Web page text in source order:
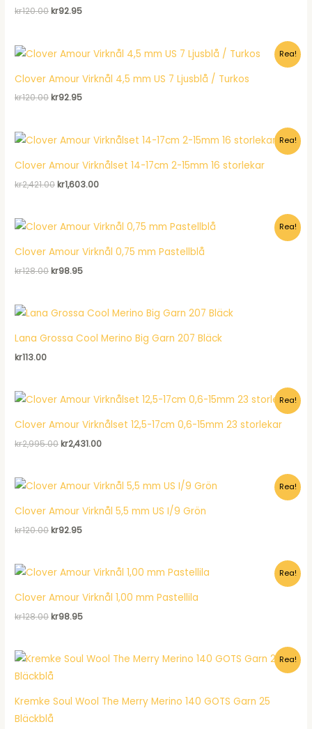
kr120.00Det
kr120.00.
kr92.95Det
kr92.95.
Rea!
Clover Amour Virknål 4,5 mm US 7 Ljusblå / Turkos
kr120.00Det
kr120.00.
kr92.95Det
kr92.95.
Rea!
Clover Amour Virknålset 14-17cm 2-15mm 16 storlekar
kr2,421.00Det
kr2,421.00.
kr1,603.00Det
kr1,603.00.
Rea!
Clover Amour Virknål 0,75 mm Pastellblå
kr128.00Det
kr128.00.
kr98.95Det
kr98.95.
Lana Grossa Cool Merino Big Garn 207 Bläck
kr113.00
Rea!
Clover Amour Virknålset 12,5-17cm 0,6-15mm 23 storlekar
kr2,995.00Det
kr2,995.00.
kr2,431.00Det
kr2,431.00.
Rea!
Clover Amour Virknål 5,5 mm US I/9 Grön
kr120.00Det
kr120.00.
kr92.95Det
kr92.95.
Rea!
Clover Amour Virknål 1,00 mm Pastellila
kr128.00Det
kr128.00.
kr98.95Det
kr98.95.
Rea!
Kremke Soul Wool The Merry Merino 140 GOTS Garn 25
Bläckblå